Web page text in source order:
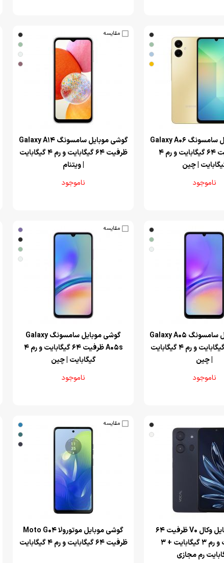
گوشی موبایل سامسونگ Galaxy A06
5G ظرفیت 64 گیگابایت و رم 4
| چین
ناموجود
مقایسه
‌گوشی موبایل سامسونگ Galaxy A14
ظرفیت 64 گیگابایت و رم 4 گیگابایت
| ویتنام
ناموجود
‌گوشی موبایل سامسونگ Galaxy A05
ظرفیت 64 گیگابایت و رم 4 گیگابایت
| چین
ناموجود
مقایسه
‌گوشی موبایل سامسونگ Galaxy
A05s ظرفیت 64 گیگابایت و رم 4
گیگابایت | چین
ناموجود
‌گوشی موبایل وکال V0 ظرفیت 64
گیگابایت و رم 3 گیگابایت + 3
رم مجازی
مقایسه
‌گوشی موبایل موتورولا Moto G04
ظرفیت 64 گیگابایت و رم 4 گیگابایت